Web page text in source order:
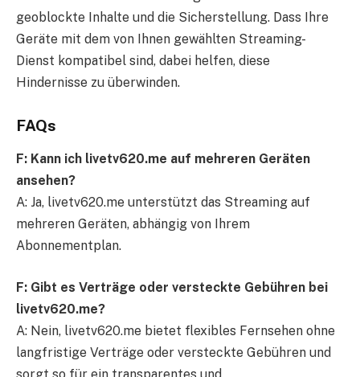
geoblockte Inhalte und die Sicherstellung. Dass Ihre
Geräte mit dem von Ihnen gewählten Streaming-
Dienst kompatibel sind, dabei helfen, diese
Hindernisse zu überwinden.
FAQs
F: Kann ich livetv620.me auf mehreren Geräten
ansehen?
A: Ja, livetv620.me unterstützt das Streaming auf
mehreren Geräten, abhängig von Ihrem
Abonnementplan.
F: Gibt es Verträge oder versteckte Gebühren bei
livetv620.me?
A: Nein, livetv620.me bietet flexibles Fernsehen ohne
langfristige Verträge oder versteckte Gebühren und
sorgt so für ein transparentes und